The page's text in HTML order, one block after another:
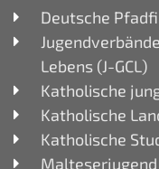
Deutsche
Lebens (J-GCL)
Katholische
Katholische
Katholische
Malteserjugend